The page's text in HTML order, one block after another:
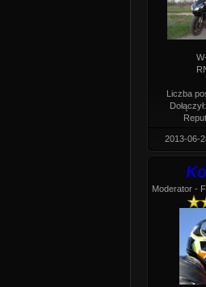
Liczba
2013-06-
Moderator -